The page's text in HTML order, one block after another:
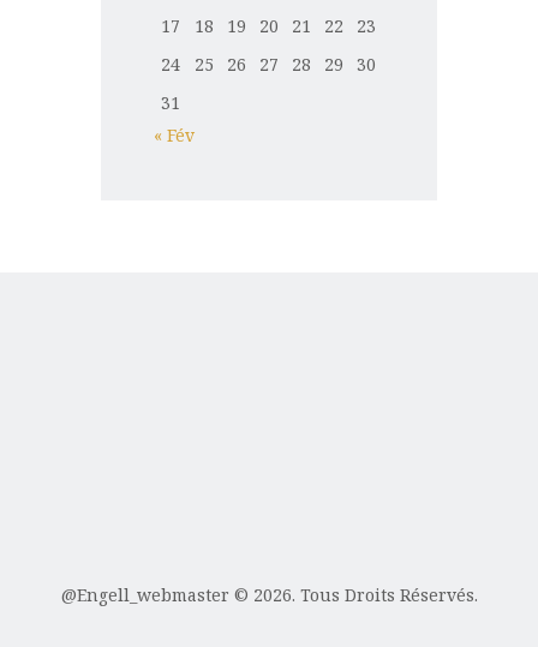
17
18 19 20 21 22
23
24
25 26 27 28 29
30
31
« Fév
@Engell_webmaster © 2026. Tous Droits Réservés.